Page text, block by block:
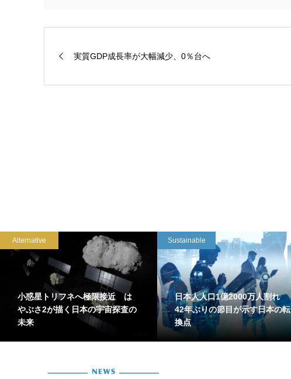
実質GDP成長率が大幅減少、0％台へ
Alternative
小惑星トリフネへ極限接近 は
やぶさ2が描く日本の宇宙探査の
未来
Sustainable
日本人人口1億2000万人割れ
42年ぶりの節目が示す日本の転
換点